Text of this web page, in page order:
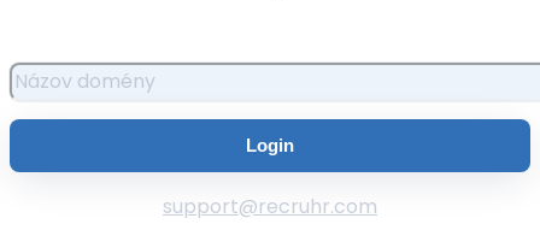
support@recruhr.com